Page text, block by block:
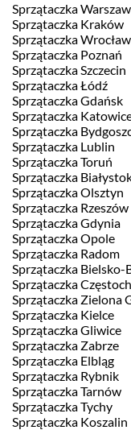
Sprzątaczka
Sprzątaczka Kraków
Sprzątaczka Wrocław
Sprzątaczka Poznań
Sprzątaczka Szczecin
Sprzątaczka Łódź
Sprzątaczka Gdańsk
Sprzątaczka
Sprzątaczka
Sprzątaczka Lublin
Sprzątaczka Toruń
Sprzątaczka
Sprzątaczka Olsztyn
Sprzątaczka Rzeszów
Sprzątaczka Gdynia
Sprzątaczka Opole
Sprzątaczka Radom
Sprzątaczka Bielsko-
Sprzątaczka
Sprzątaczka Zielona
Sprzątaczka Kielce
Sprzątaczka Gliwice
Sprzątaczka Zabrze
Sprzątaczka Elbląg
Sprzątaczka Rybnik
Sprzątaczka Tarnów
Sprzątaczka Tychy
Sprzątaczka Koszalin